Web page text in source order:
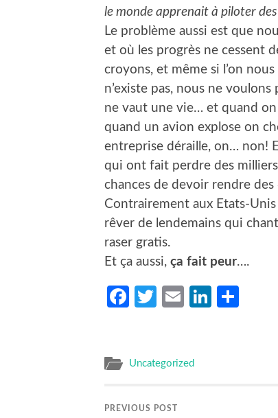
le monde apprenait à piloter
Le problème aussi est que
et où les progrès ne cessent
croyons, et même si l’on
n’existe pas, nous ne
ne vaut une vie… et quand
quand un avion explose on
entreprise déraille, on… non!
qui ont fait perdre des milliers
chances de devoir rendre
Contrairement aux Etats-
rêver de lendemains qui
raser gratis.
Et ça aussi, ça fait peur….
Facebook
Twitter
Email
Uncategorized
PREVIOUS POST